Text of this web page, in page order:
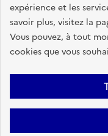
expérience et les
savoir plus, visitez la
Vous pouvez, à tout
cookies que vous
legifrance.gouv.fr
service-public.gouv.fr
Plan du site Accessibilite
Politique de confidentialité